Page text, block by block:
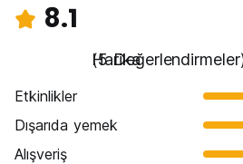
8.1
Harika
(5
Etkinlikler
Dışarıda yemek
Alışveriş